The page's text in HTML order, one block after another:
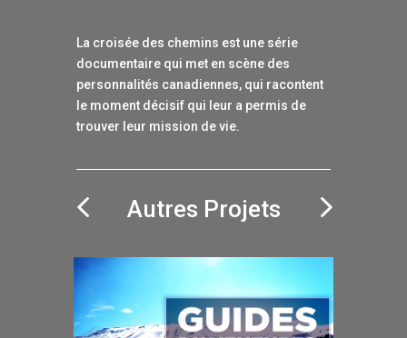
La croisée des chemins est une série
documentaire qui met en scène des
personnalités canadiennes, qui racontent
le moment décisif qui leur a permis de
trouver leur mission de vie.
Autres Projets